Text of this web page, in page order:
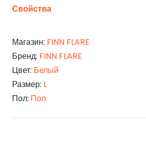
Свойства
Магазин: FINN FLARE
Бренд: FINN FLARE
Цвет: Белый
Размер: L
Пол: Пол